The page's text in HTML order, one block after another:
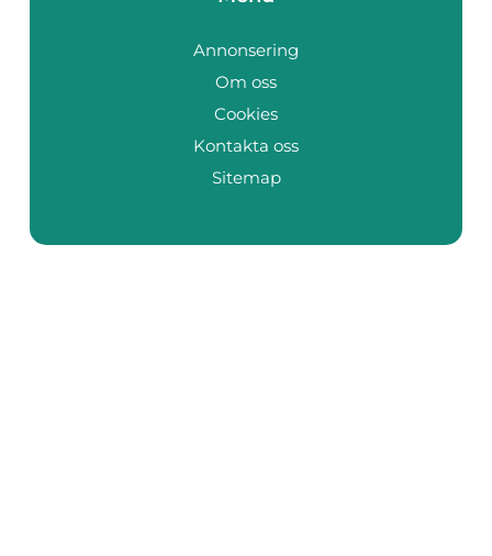
Annonsering
Om oss
Cookies
Kontakta oss
Sitemap